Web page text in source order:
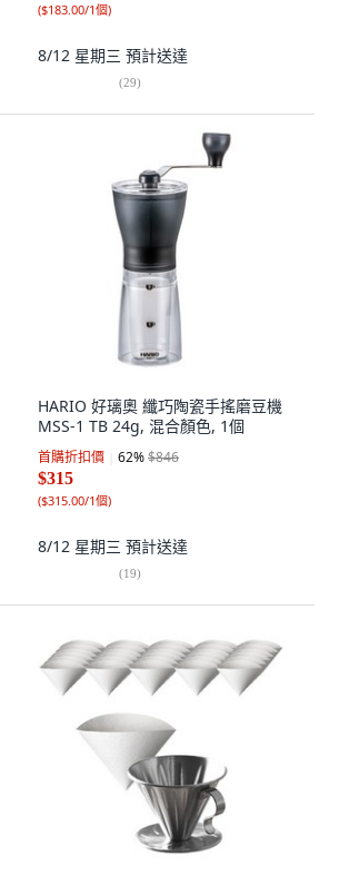
($183.00/1個)
8/12 星期三 預計送達
(29)
HARIO 好璃奧 纖巧陶瓷手搖磨豆機
MSS-1 TB 24g, 混合顏色, 1個
首購折扣價 62%$846
$315
($315.00/1個)
8/12 星期三 預計送達
(19)